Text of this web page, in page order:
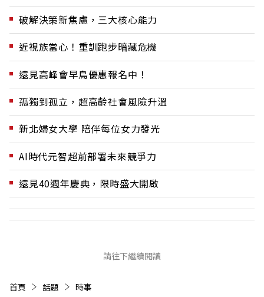
破解決策新焦慮，三大核心能力
近視族當心！重訓跑步暗藏危機
遠見高峰會早鳥優惠報名中！
孤獨到孤立，超高齡社會風險升溫
新北婦女大學 陪伴每位女力發光
AI時代元智超前部署未來競爭力
遠見40週年慶典，限時盛大開啟
請往下繼續閱讀
首頁 話題 時事